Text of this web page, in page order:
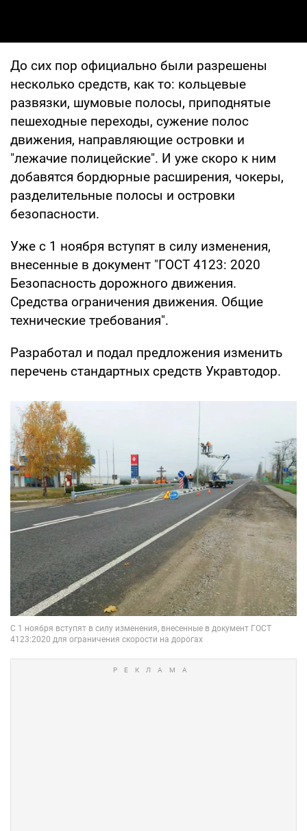
До сих пор официально были разрешены
несколько средств, как то: кольцевые
развязки, шумовые полосы, приподнятые
пешеходные переходы, сужение полос
движения, направляющие островки и
"лежачие полицейские". И уже скоро к ним
добавятся бордюрные расширения, чокеры,
разделительные полосы и островки
безопасности.
Уже с 1 ноября вступят в силу изменения,
внесенные в документ "ГОСТ 4123: 2020
Безопасность дорожного движения.
Средства ограничения движения. Общие
технические требования".
Разработал и подал предложения изменить
перечень стандартных средств Укравтодор.